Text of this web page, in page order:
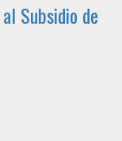
Subsidio de